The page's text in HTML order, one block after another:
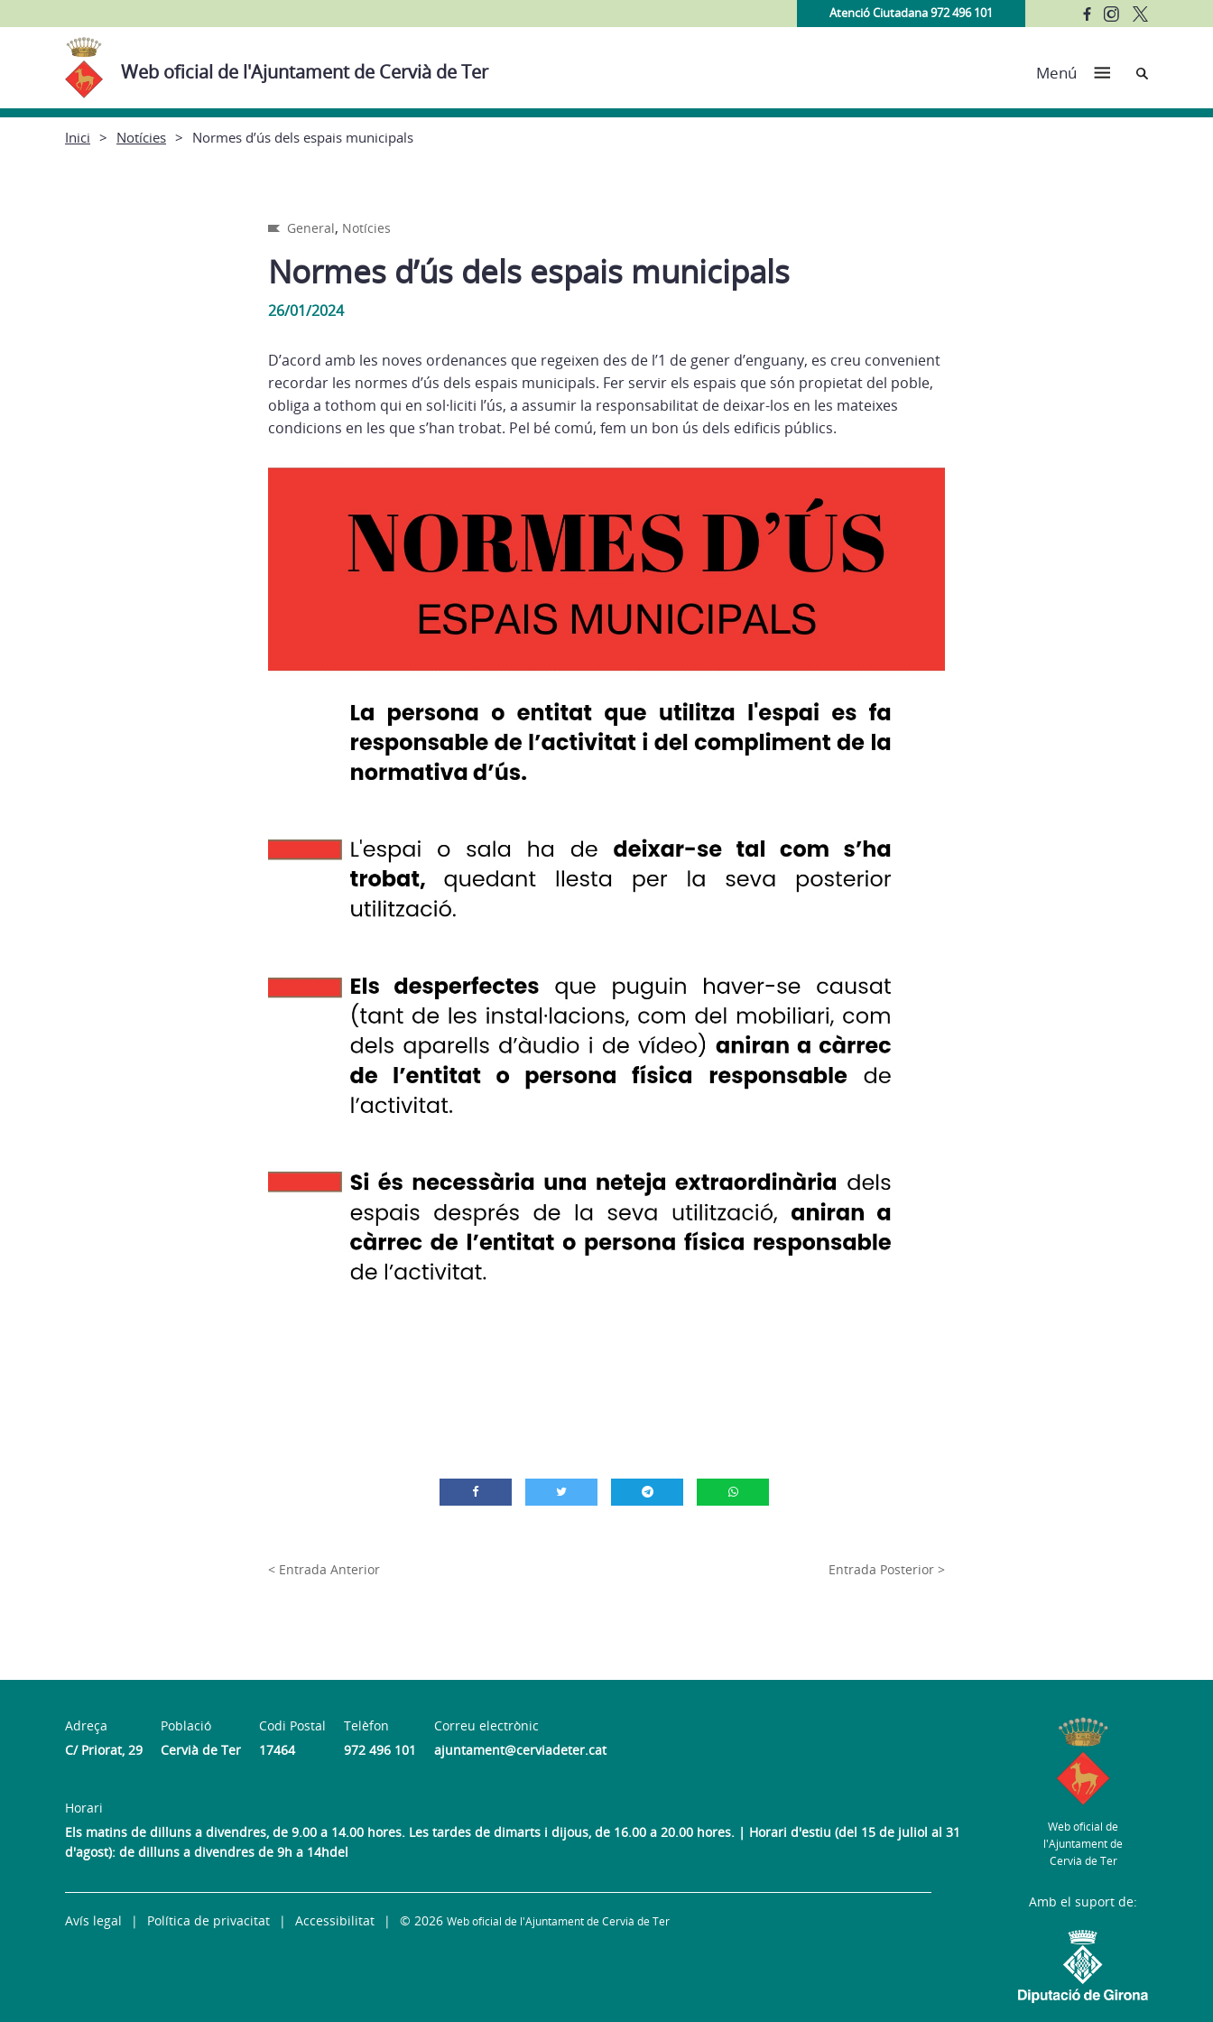
Atenció Ciutadana 972 496 101
Web oficial de l'Ajuntament de Cervià de Ter Menú Cerca
Inici Notícies Normes d’ús dels espais municipals
General, Notícies
Normes d’ús dels espais municipals
26/01/2024
D’acord amb les noves ordenances que regeixen des de l’1 de gener d’enguany, es creu convenient
recordar les normes d’ús dels espais municipals. Fer servir els espais que són propietat del poble,
obliga a tothom qui en sol·liciti l’ús, a assumir la responsabilitat de deixar-los en les mateixes
condicions en les que s’han trobat. Pel bé comú, fem un bon ús dels edificis públics.
< Entrada Anterior Entrada Posterior >
Adreça
C/ Priorat, 29
Població
Cervià de Ter
Codi Postal
17464
Telèfon
972 496 101
Correu electrònic
ajuntament@cerviadeter.cat
Horari
Els matins de dilluns a divendres, de 9.00 a 14.00 hores. Les tardes de dimarts i dijous, de 16.00 a 20.00 hores. | Horari d'estiu (del 15 de juliol al 31
d'agost): de dilluns a divendres de 9h a 14hdel
Web oficial de
l'Ajuntament de
Cervià de Ter
Avís legal Política de privacitat Accessibilitat © 2026 Web oficial de l'Ajuntament de Cervià de Ter
Amb el suport de: